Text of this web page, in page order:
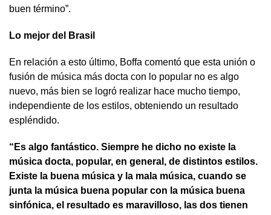
buen término”.
Lo mejor del Brasil
En relación a esto último, Boffa comentó que esta unión o
fusión de música más docta con lo popular no es algo
nuevo, más bien se logró realizar hace mucho tiempo,
independiente de los estilos, obteniendo un resultado
espléndido.
“Es algo fantástico. Siempre he dicho no existe la
música docta, popular, en general, de distintos estilos.
Existe la buena música y la mala música, cuando se
junta la música buena popular con la música buena
sinfónica, el resultado es maravilloso, las dos tienen